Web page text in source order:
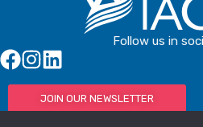
Follow us in
JOIN OUR NEWSLETTER